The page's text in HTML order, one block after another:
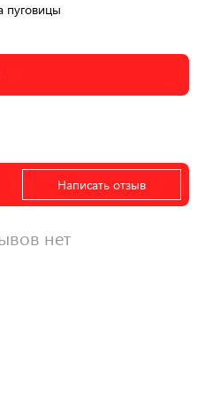
пуговицы
Написать отзыв
нет